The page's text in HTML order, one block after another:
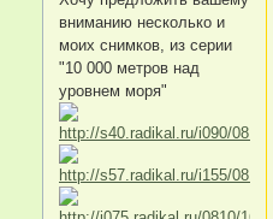
вниманию несколько и
моих снимков, из серии
"10 000 метров над
уровнем моря"